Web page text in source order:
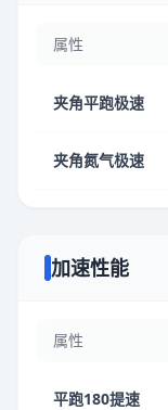
属性
夹角平跑极速
夹角氮气极速
加速性能
属性
平跑180提速